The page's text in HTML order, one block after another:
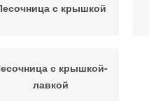
с крышкой
с крышкой-
лавкой